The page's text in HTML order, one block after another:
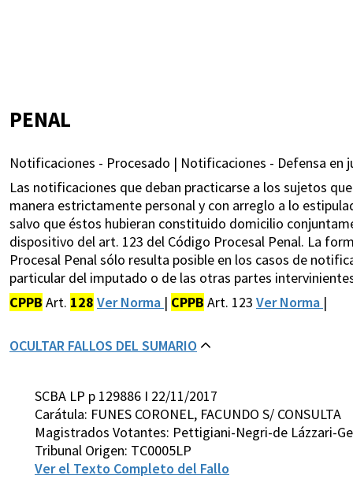
PENAL
Notificaciones - Procesado | Notificaciones - Defensa en
Las notificaciones que deban practicarse a los sujetos
manera estrictamente personal y con arreglo a lo
salvo que éstos hubieran constituido domicilio
dispositivo del art. 123 del Código Procesal Penal. La
Procesal Penal sólo resulta posible en los casos de
particular del imputado o de las otras partes
CPPB Art. 128 Ver Norma | CPPB Art. 123 Ver Norma |
OCULTAR FALLOS DEL SUMARIO
SCBA LP p 129886 I 22/11/2017
Carátula: FUNES CORONEL, FACUNDO S/ CONSULTA
Magistrados Votantes: Pettigiani-Negri-de Lázzari-
Tribunal Origen: TC0005LP
Ver el Texto Completo del Fallo